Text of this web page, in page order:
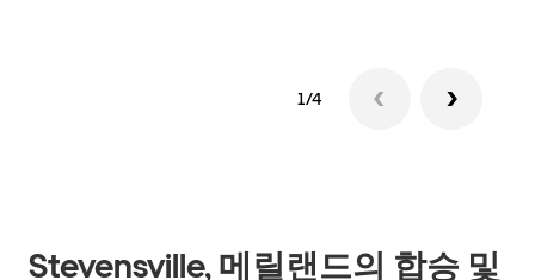
1/4
Stevensville, 메릴랜드의 합승 및